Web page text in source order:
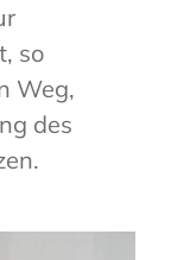
so
Weg,
des